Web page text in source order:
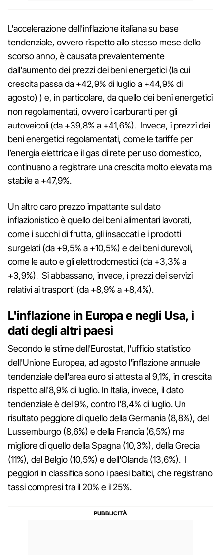
L'accelerazione dell'inflazione italiana su base
tendenziale, ovvero rispetto allo stesso mese dello
scorso anno, è causata prevalentemente
dall'aumento dei prezzi dei beni energetici (la cui
crescita passa da +42,9% di luglio a +44,9% di
agosto) ) e, in particolare, da quello dei beni energetici
non regolamentati, ovvero i carburanti per gli
autoveicoli (da +39,8% a +41,6%). Invece, i prezzi dei
beni energetici regolamentati, come le tariffe per
l’energia elettrica e il gas di rete per uso domestico,
continuano a registrare una crescita molto elevata ma
stabile a +47,9%.
Un altro caro prezzo impattante sul dato
inflazionistico è quello dei beni alimentari lavorati,
come i succhi di frutta, gli insaccati e i prodotti
surgelati (da +9,5% a +10,5%) e dei beni durevoli,
come le auto e gli elettrodomestici (da +3,3% a
+3,9%). Si abbassano, invece, i prezzi dei servizi
relativi ai trasporti (da +8,9% a +8,4%).
L'inflazione in Europa e negli Usa, i
dati degli altri paesi
Secondo le stime dell'Eurostat, l'ufficio statistico
dell'Unione Europea, ad agosto l'inflazione annuale
tendenziale dell'area euro si attesta al 9,1%, in crescita
rispetto all'8,9% di luglio. In Italia, invece, il dato
tendenziale è del 9%, contro l'8,4% di luglio. Un
risultato peggiore di quello della Germania (8,8%), del
Lussemburgo (8,6%) e della Francia (6,5%) ma
migliore di quello della Spagna (10,3%), della Grecia
(11%), del Belgio (10,5%) e dell'Olanda (13,6%). I
peggiori in classifica sono i paesi baltici, che registrano
tassi compresi tra il 20% e il 25%.